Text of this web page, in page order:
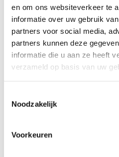
en om ons websiteverkeer te
informatie over uw gebruik
partners voor social media,
partners kunnen deze
informatie die u aan ze heeft
verzameld op basis van uw
Noodzakelijk
Voorkeuren
Lees
Ik heb mijn persoonlijke
jullie daarmee?
volgende doeleinden: het
opstellen en versturen van een